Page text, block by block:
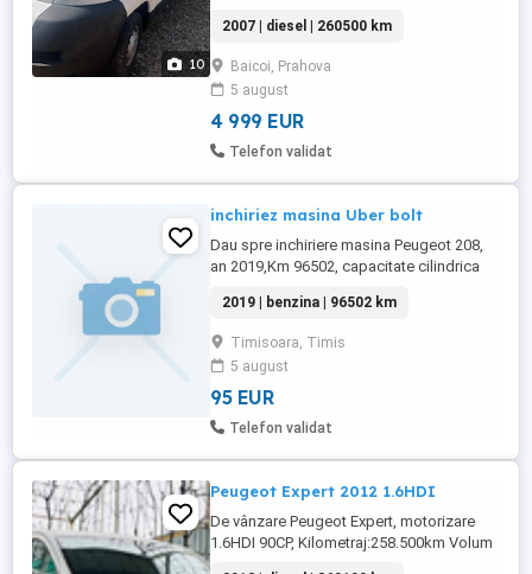
10
audio SONY = Statie emisie receptie =
maxa maxima autorizata 3500kg = Usa
culisanta dreapta = Usi duble spate =
Lungime 6m = Latime 2m = Inaltime 2.,6m
= Inchidere centralizat = Geamuri ...
2007 | diesel | 260500 km
Baicoi, Prahova
5 august
4 999 EUR
Telefon validat
inchiriez masina Uber bolt
Dau spre inchiriere masina Peugeot 208,
an 2019,Km 96502, capacitate cilindrica
pune si instalatie de GPL. 500ron pe
saptamana in varianta cu benzina 700ron
pe saptamana in varianta cu instalatie GPL
2019 | benzina | 96502 km
Timisoara, Timis
5 august
95 EUR
Telefon validat
Peugeot Expert 2012 1.6HDI
De vânzare Peugeot Expert, motorizare
1.6HDI 90CP, Kilometraj:258.500km Volum